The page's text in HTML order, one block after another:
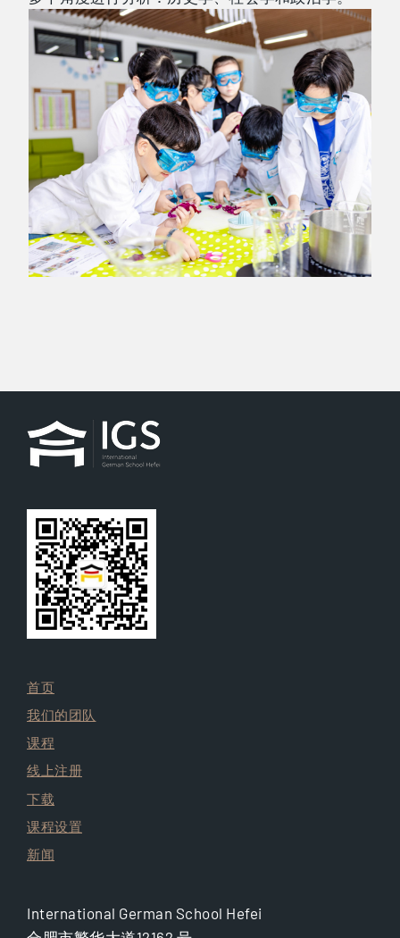
首页
我们的团队
课程
线上注册
下载
课程设置
新闻
International German School Hefei